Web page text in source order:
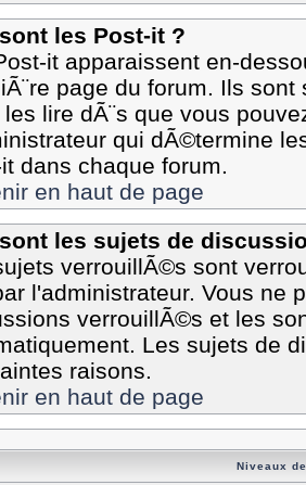
les Post-it ?
it apparaissent en-
page du forum. Ils
lire dÃ¨s que vous
qui dÃ©termine
dans chaque forum.
en haut de page
les sujets de
verrouillÃ©s sont
l'administrateur. Vous ne
verrouillÃ©s et les
Les sujets de
raisons.
en haut de page
Niveaux